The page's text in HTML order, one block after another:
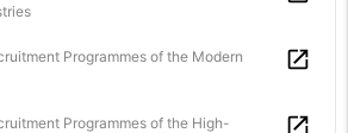
Programmes of the Modern
Programmes of the High-